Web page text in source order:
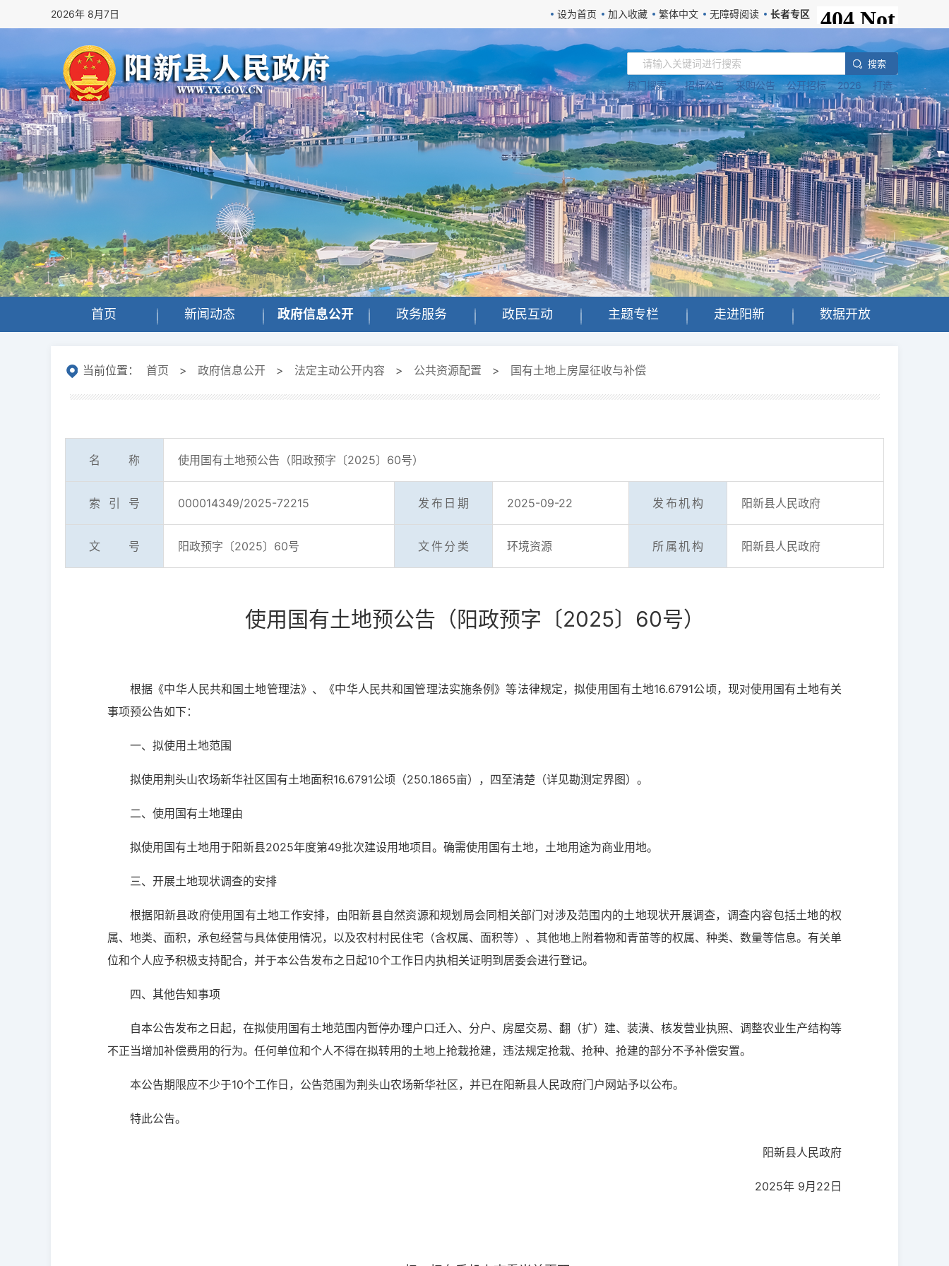
2026年 8月7日 设为首页 加入收藏 繁体中文 无障碍阅读 长者专区
搜 索
热门搜索： 招标公告 采购公告 公开招标 2026 打造
首页 新闻动态 政府信息公开 政务服务 政民互动 主题专栏 走进阳新 数据开放
当前位置： 首页 > 政府信息公开 > 法定主动公开内容 > 公共资源配置 > 国有土地上房屋征收与补偿
名称 使用国有土地预公告（阳政预字〔2025〕60号）
索引号 000014349/2025-72215 发布日期 2025-09-22 发布机构 阳新县人民政府
文号 阳政预字〔2025〕60号 文件分类 环境资源 所属机构 阳新县人民政府
使用国有土地预公告（阳政预字〔2025〕60号）
根据《中华人民共和国土地管理法》、《中华人民共和国管理法实施条例》等法律规定，拟使用国有土地16.6791公顷，现对使用国有土地有关
事项预公告如下：
一、拟使用土地范围
拟使用荆头山农场新华社区国有土地面积16.6791公顷（250.1865亩），四至清楚（详见勘测定界图）。
二、使用国有土地理由
拟使用国有土地用于阳新县2025年度第49批次建设用地项目。确需使用国有土地，土地用途为商业用地。
三、开展土地现状调查的安排
根据阳新县政府使用国有土地工作安排，由阳新县自然资源和规划局会同相关部门对涉及范围内的土地现状开展调查，调查内容包括土地的权
属、地类、面积，承包经营与具体使用情况，以及农村村民住宅（含权属、面积等）、其他地上附着物和青苗等的权属、种类、数量等信息。有关单
位和个人应予积极支持配合，并于本公告发布之日起10个工作日内执相关证明到居委会进行登记。
四、其他告知事项
自本公告发布之日起，在拟使用国有土地范围内暂停办理户口迁入、分户、房屋交易、翻（扩）建、装潢、核发营业执照、调整农业生产结构等
不正当增加补偿费用的行为。任何单位和个人不得在拟转用的土地上抢栽抢建，违法规定抢栽、抢种、抢建的部分不予补偿安置。
本公告期限应不少于10个工作日，公告范围为荆头山农场新华社区，并已在阳新县人民政府门户网站予以公布。
特此公告。
阳新县人民政府
2025年 9月22日